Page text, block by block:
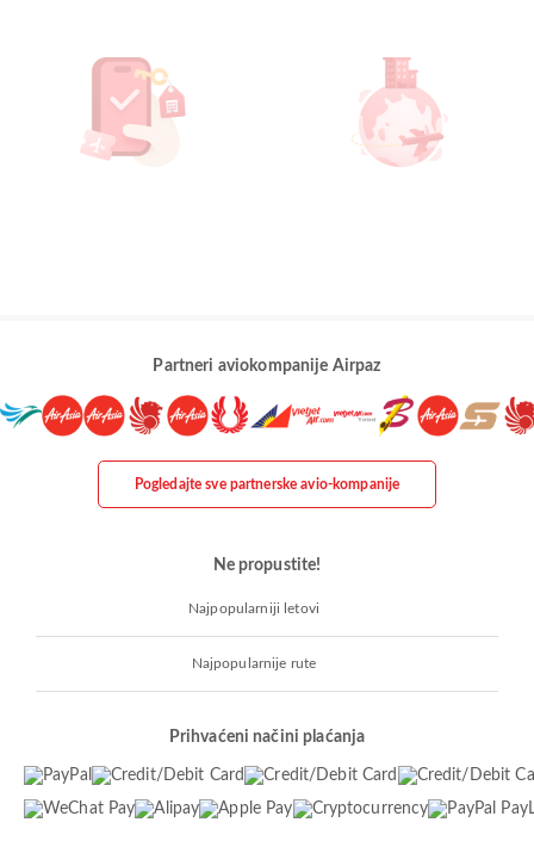
Partneri aviokompanije Airpaz
Pogledajte sve partnerske avio-kompanije
Ne propustite!
Najpopularniji letovi
Najpopularnije rute
Prihvaćeni načini plaćanja